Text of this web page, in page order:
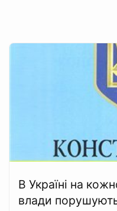
В Україні на
влади